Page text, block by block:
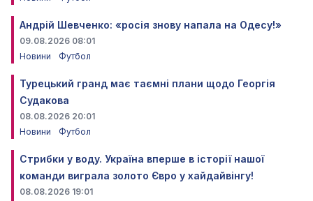
Андрій Шевченко: «росія знову напала на Одесу!»
09.08.2026 08:01
Новини
Футбол
Турецький гранд має таємні плани щодо Георгія
Судакова
08.08.2026 20:01
Новини
Футбол
Стрибки у воду. Україна вперше в історії нашої
команди виграла золото Євро у хайдайвінгу!
08.08.2026 19:01